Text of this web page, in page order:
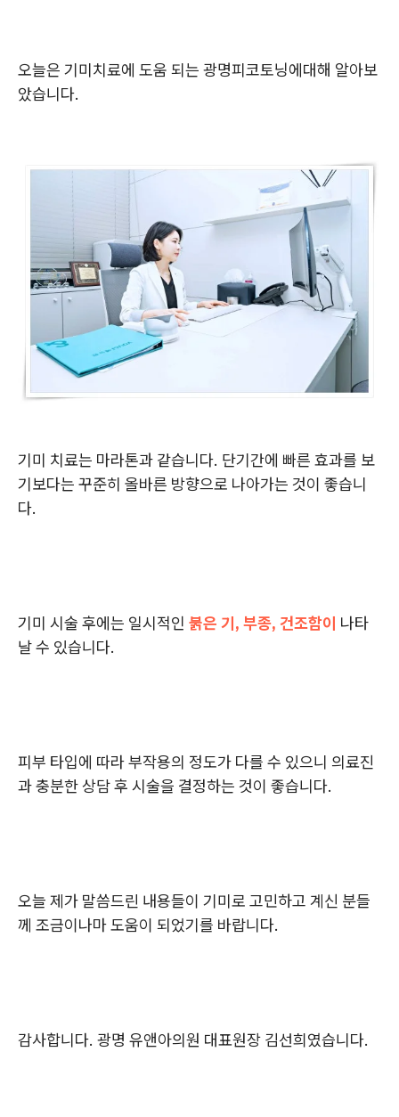
오늘은 기미치료에 도움 되는 광명피코토닝에대해 알아보
았습니다.
기미 치료는 마라톤과 같습니다. 단기간에 빠른 효과를 보
기보다는 꾸준히 올바른 방향으로 나아가는 것이 좋습니
다.
기미 시술 후에는 일시적인 붉은 기, 부종, 건조함이 나타
날 수 있습니다.
피부 타입에 따라 부작용의 정도가 다를 수 있으니 의료진
과 충분한 상담 후 시술을 결정하는 것이 좋습니다.
오늘 제가 말씀드린 내용들이 기미로 고민하고 계신 분들
께 조금이나마 도움이 되었기를 바랍니다.
감사합니다. 광명 유앤아의원 대표원장 김선희였습니다.